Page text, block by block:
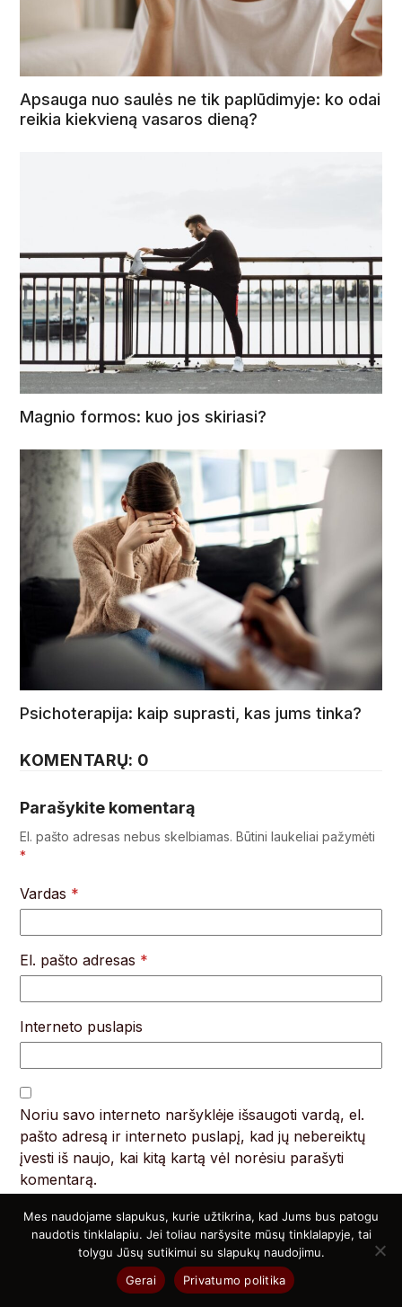
Apsauga nuo saulės ne tik paplūdimyje: ko odai
reikia kiekvieną vasaros dieną?
Magnio formos: kuo jos skiriasi?
Psichoterapija: kaip suprasti, kas jums tinka?
KOMENTARŲ: 0
Parašykite komentarą
El. pašto adresas nebus skelbiamas. Būtini laukeliai pažymėti
*
Vardas *
El. pašto adresas *
Interneto puslapis
Noriu savo interneto naršyklėje išsaugoti vardą, el.
pašto adresą ir interneto puslapį, kad jų nebereiktų
įvesti iš naujo, kai kitą kartą vėl norėsiu parašyti
komentarą.
Komentaras*
Mes naudojame slapukus, kurie užtikrina, kad Jums bus patogu
naudotis tinklalapiu. Jei toliau naršysite mūsų tinklalapyje, tai
tolygu Jūsų sutikimui su slapukų naudojimu.
Gerai
Privatumo politika